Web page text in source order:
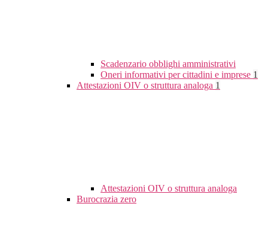
Scadenzario obblighi amministrativi
Oneri informativi per cittadini e imprese 1
Attestazioni OIV o struttura analoga 1
Attestazioni OIV o struttura analoga
Burocrazia zero